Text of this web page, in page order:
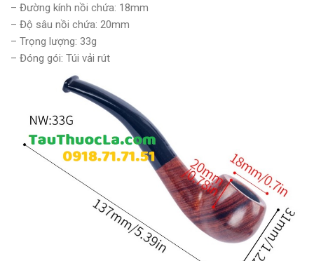
– Đường kính nồi chứa: 18mm
– Độ sâu nồi chứa: 20mm
– Trọng lượng: 33g
– Đóng gói: Túi vải rút